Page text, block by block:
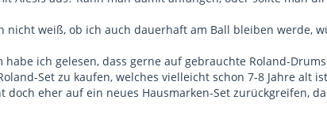
nicht weiß, ob ich auch dauerhaft am Ball bleiben werde,
habe ich gelesen, dass gerne auf gebrauchte Roland-
Set zu kaufen, welches vielleicht schon 7-8 Jahre
doch eher auf ein neues Hausmarken-Set zurückgreifen,